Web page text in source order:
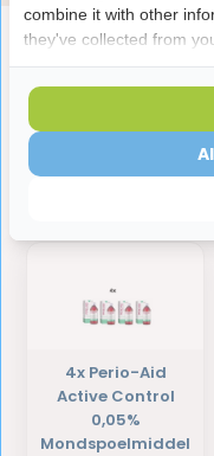
Productomschrijving
Laatst bekeken
4x Perio-Aid
Active Control
0,05%
Mondspoelmiddel
combine it with other
they've collected from